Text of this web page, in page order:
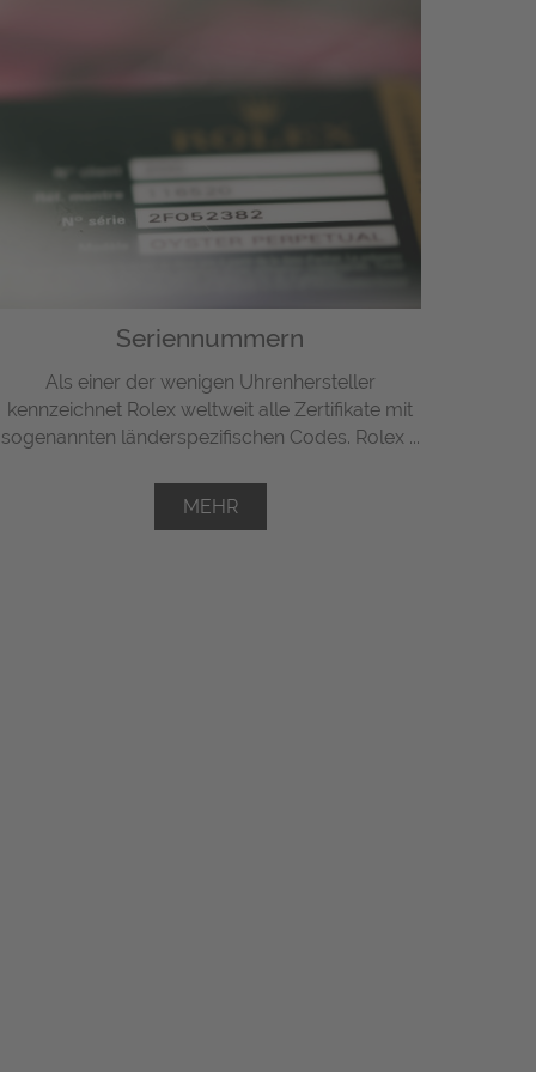
Seriennummern
Als einer der wenigen Uhrenhersteller
kennzeichnet Rolex weltweit alle Zertifikate mit
sogenannten länderspezifischen Codes. Rolex ...
MEHR